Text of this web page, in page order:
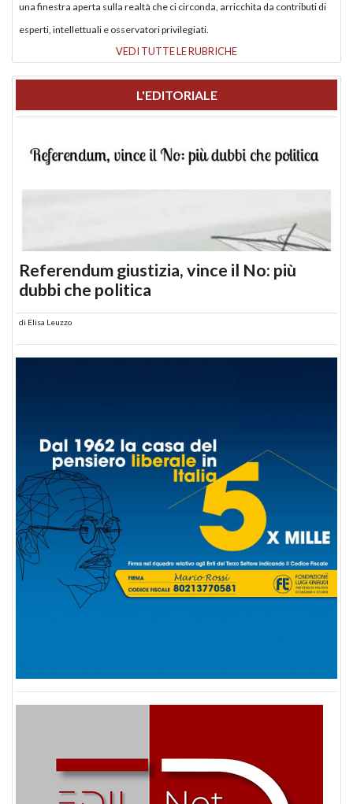
una finestra aperta sulla realtà che ci circonda, arricchita da contributi di
esperti, intellettuali e osservatori privilegiati.
VEDI TUTTE LE RUBRICHE
L'EDITORIALE
Referendum giustizia, vince il No: più
dubbi che politica
di Elisa Leuzzo